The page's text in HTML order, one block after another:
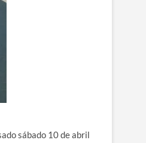
sábado 10 de abril